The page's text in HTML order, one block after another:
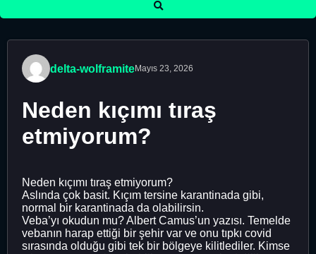
delta-wolframiteMayıs 23, 2026
Neden kıçımı tıraş
etmiyorum?
Neden kıçımı tıraş etmiyorum?
Aslında çok basit. Kıçım tersine karantinada gibi,
normal bir karantinada da olabilirsin.
Veba’yı okudun mu? Albert Camus’un yazısı. Temelde
vebanın harap ettiği bir şehir var ve onu tıpkı covid
sırasında olduğu gibi tek bir bölgeye kilitlediler. Kimse